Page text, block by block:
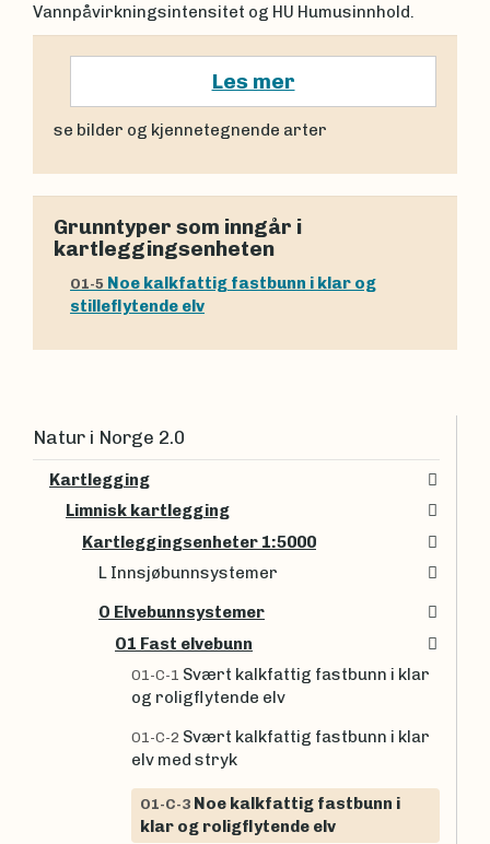
Vannpåvirkningsintensitet og HU Humusinnhold.
Les mer
se bilder og kjennetegnende arter
Grunntyper som inngår i
kartleggingsenheten
O1-5 Noe kalkfattig fastbunn i klar og
stilleflytende elv
Natur i Norge 2.0
Kartlegging
Limnisk kartlegging
Kartleggingsenheter 1:5000
L Innsjøbunnsystemer
O Elvebunnsystemer
O1 Fast elvebunn
O1-C-1 Svært kalkfattig fastbunn i klar
og roligflytende elv
O1-C-2 Svært kalkfattig fastbunn i klar
elv med stryk
O1-C-3 Noe kalkfattig fastbunn i
klar og roligflytende elv